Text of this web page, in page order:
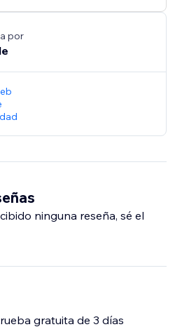
por
ninguna reseña, sé el
gratuita de 3 días